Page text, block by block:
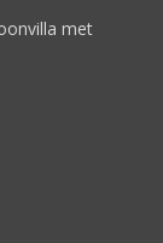
met